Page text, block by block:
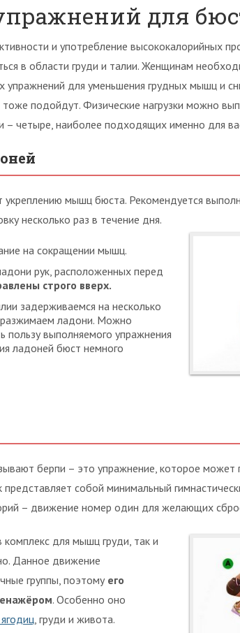
для
и употребление высококалорийных
в области груди и талии. Женщинам
упражнений для уменьшения грудных мышц и
подойдут. Физические нагрузки можно
– четыре, наиболее подходящих именно для
укреплению мышц бюста. Рекомендуется
несколько раз в течение дня.
на сокращении мышц.
рук, расположенных перед
строго вверх.
задерживаемся на несколько
разжимаем ладони. Можно
пользу выполняемого упражнения
ладоней бюст немного
берпи – это упражнение, которое
представляет собой минимальный
– движение номер один для желающих
для мышц груди, так и
Данное движение
группы, поэтому его
. Особенно оно
, груди и живота.